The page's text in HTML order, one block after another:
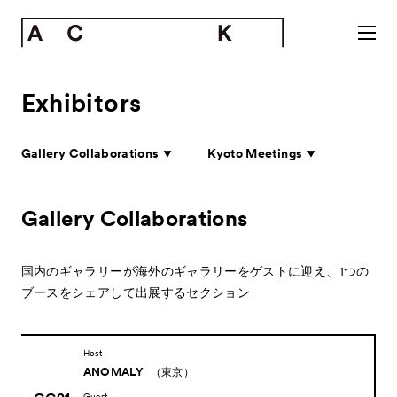
Exhibitors
Gallery Collaborations Kyoto Meetings
Gallery Collaborations
国内のギャラリーが海外のギャラリーをゲストに迎え、 1つの
ブースをシェアして出展するセクション
Host
ANOMALY （東京）